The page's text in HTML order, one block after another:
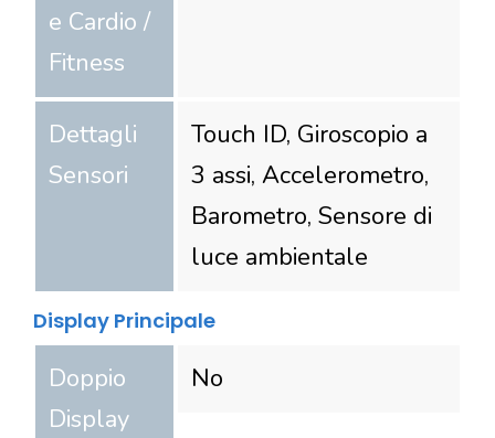
e Cardio /
Fitness
Dettagli
Sensori
Touch ID, Giroscopio a
3 assi, Accelerometro,
Barometro, Sensore di
luce ambientale
Display Principale
Doppio
Display
No